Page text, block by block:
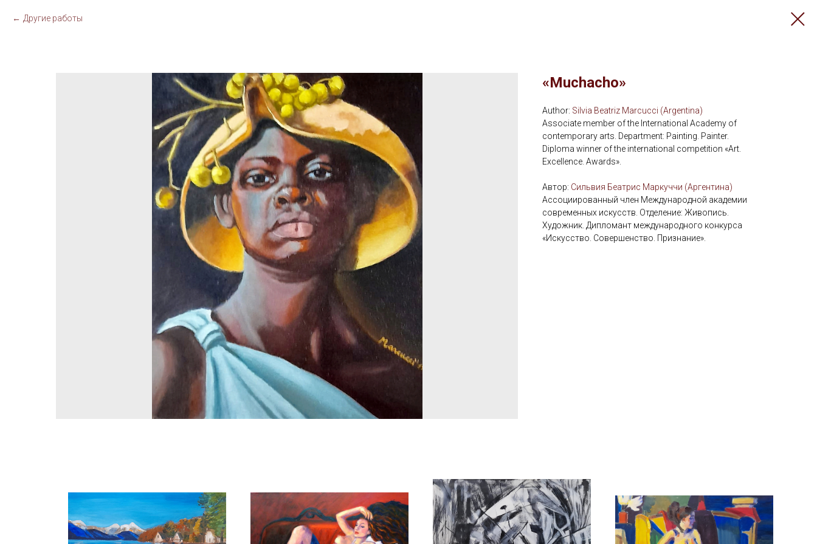
Другие работы
«Muchacho»
Author: Silvia Beatriz Marcucci (Argentina)
Associate member of the International Academy of
contemporary arts. Department: Painting. Painter.
Diploma winner of the international competition «Art.
Excellence. Awards».
Автор: Сильвия Беатрис Маркуччи (Аргентина)
Ассоциированный член Международной академии
современных искусств. Отделение: Живопись.
Художник. Дипломант международного конкурса
«Искусство. Совершенство. Признание».